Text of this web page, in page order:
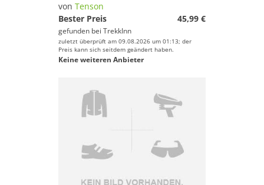
von Tenson
Bester Preis
45,99 €
gefunden bei TrekkInn
zuletzt überprüft am 09.08.2026 um 01:13; der
Preis kann sich seitdem geändert haben.
Keine weiteren Anbieter